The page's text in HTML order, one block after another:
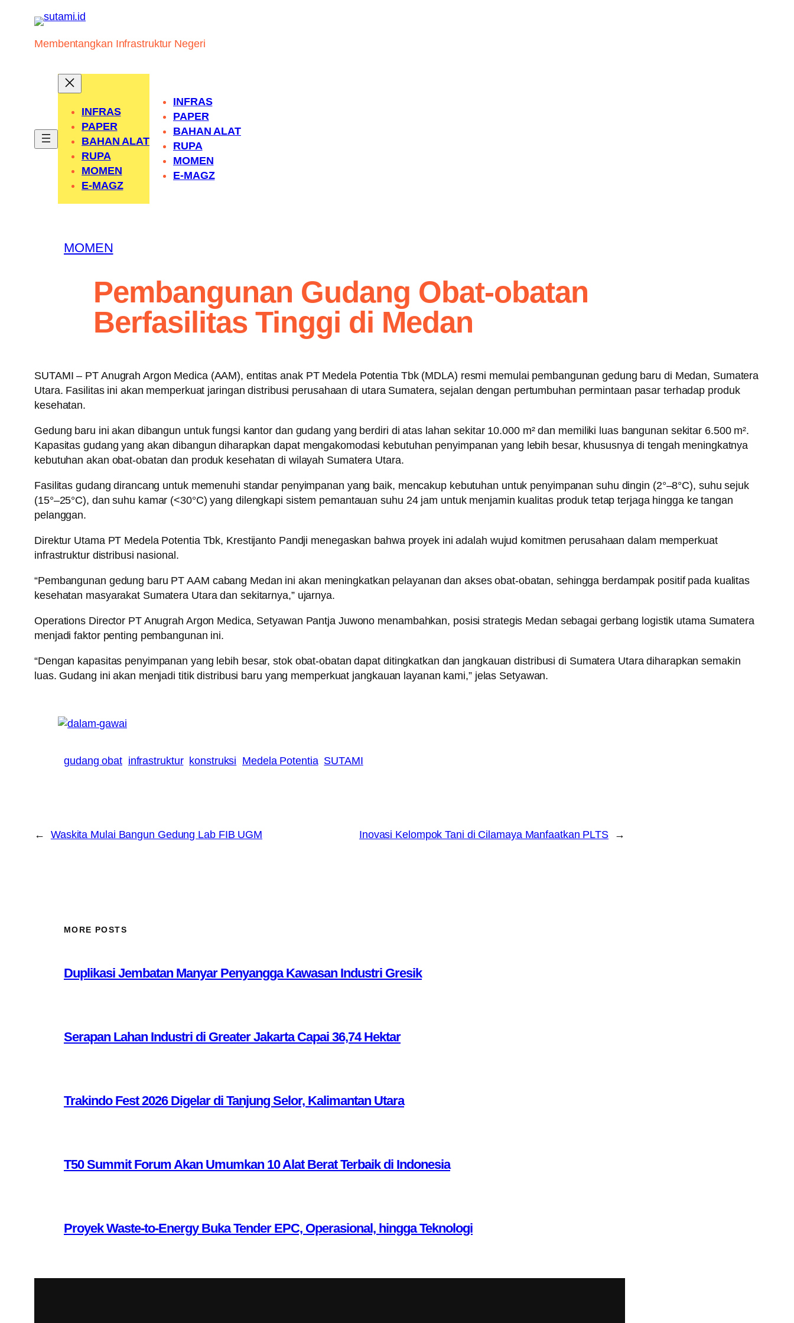
contentMembentangkan Infrastruktur Negeri
INFRAS
PAPER
BAHAN ALAT
RUPA
MOMEN
E-MAGZ
INFRAS
PAPER
BAHAN ALAT
RUPA
MOMEN
E-MAGZ
MOMEN
Pembangunan Gudang Obat-obatan
Berfasilitas Tinggi di Medan
SUTAMI – PT Anugrah Argon Medica (AAM), entitas anak PT Medela Potentia Tbk (MDLA) resmi memulai pembangunan gedung baru di Medan, Sumatera
Utara. Fasilitas ini akan memperkuat jaringan distribusi perusahaan di utara Sumatera, sejalan dengan pertumbuhan permintaan pasar terhadap produk
kesehatan.
Gedung baru ini akan dibangun untuk fungsi kantor dan gudang yang berdiri di atas lahan sekitar 10.000 m² dan memiliki luas bangunan sekitar 6.500 m².
Kapasitas gudang yang akan dibangun diharapkan dapat mengakomodasi kebutuhan penyimpanan yang lebih besar, khususnya di tengah meningkatnya
kebutuhan akan obat-obatan dan produk kesehatan di wilayah Sumatera Utara.
Fasilitas gudang dirancang untuk memenuhi standar penyimpanan yang baik, mencakup kebutuhan untuk penyimpanan suhu dingin (2°–8°C), suhu sejuk
(15°–25°C), dan suhu kamar (<30°C) yang dilengkapi sistem pemantauan suhu 24 jam untuk menjamin kualitas produk tetap terjaga hingga ke tangan
pelanggan.
Direktur Utama PT Medela Potentia Tbk, Krestijanto Pandji menegaskan bahwa proyek ini adalah wujud komitmen perusahaan dalam memperkuat
infrastruktur distribusi nasional.
“Pembangunan gedung baru PT AAM cabang Medan ini akan meningkatkan pelayanan dan akses obat-obatan, sehingga berdampak positif pada kualitas
kesehatan masyarakat Sumatera Utara dan sekitarnya,” ujarnya.
Operations Director PT Anugrah Argon Medica, Setyawan Pantja Juwono menambahkan, posisi strategis Medan sebagai gerbang logistik utama Sumatera
menjadi faktor penting pembangunan ini.
“Dengan kapasitas penyimpanan yang lebih besar, stok obat-obatan dapat ditingkatkan dan jangkauan distribusi di Sumatera Utara diharapkan semakin
luas. Gudang ini akan menjadi titik distribusi baru yang memperkuat jangkauan layanan kami,” jelas Setyawan.
gudang obat infrastruktur konstruksi Medela Potentia SUTAMI
← Waskita Mulai Bangun Gedung Lab FIB UGM Inovasi Kelompok Tani di Cilamaya Manfaatkan PLTS →
MORE POSTS
Duplikasi Jembatan Manyar Penyangga Kawasan Industri Gresik
Serapan Lahan Industri di Greater Jakarta Capai 36,74 Hektar
Trakindo Fest 2026 Digelar di Tanjung Selor, Kalimantan Utara
T50 Summit Forum Akan Umumkan 10 Alat Berat Terbaik di Indonesia
Proyek Waste-to-Energy Buka Tender EPC, Operasional, hingga Teknologi